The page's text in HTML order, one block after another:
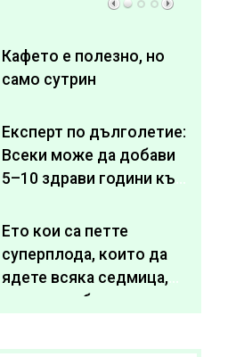
Кафето е полезно, но
само сутрин
Експерт по дълголетие:
Всеки може да добави
5–10 здрави години към
Ето кои са петте
суперплода, които да
ядете всяка седмица,
за да подобрите